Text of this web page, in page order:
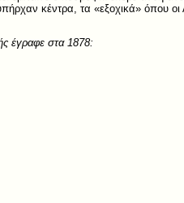
κέντρα, τα «εξοχικά» όπου οι
έγραφε στα 1878: